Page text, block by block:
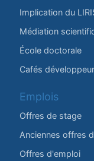
Implication du
Médiation
École doctorale
Cafés développeur
Emplois
Offres de stage
Anciennes offres
Offres d'emploi